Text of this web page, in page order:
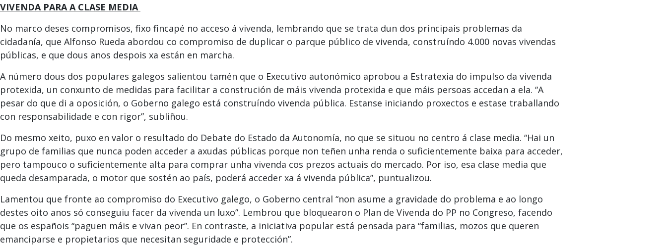
VIVENDA PARA A CLASE MEDIA
No marco deses compromisos, fixo fincapé no acceso á vivenda, lembrando que se trata dun dos principais problemas da
cidadanía, que Alfonso Rueda abordou co compromiso de duplicar o parque público de vivenda, construíndo 4.000 novas vivendas
públicas, e que dous anos despois xa están en marcha.
A número dous dos populares galegos salientou tamén que o Executivo autonómico aprobou a Estratexia do impulso da vivenda
protexida, un conxunto de medidas para facilitar a construción de máis vivenda protexida e que máis persoas accedan a ela. “A
pesar do que di a oposición, o Goberno galego está construíndo vivenda pública. Estanse iniciando proxectos e estase traballando
con responsabilidade e con rigor”, subliñou.
Do mesmo xeito, puxo en valor o resultado do Debate do Estado da Autonomía, no que se situou no centro á clase media. “Hai un
grupo de familias que nunca poden acceder a axudas públicas porque non teñen unha renda o suficientemente baixa para acceder,
pero tampouco o suficientemente alta para comprar unha vivenda cos prezos actuais do mercado. Por iso, esa clase media que
queda desamparada, o motor que sostén ao país, poderá acceder xa á vivenda pública”, puntualizou.
Lamentou que fronte ao compromiso do Executivo galego, o Goberno central “non asume a gravidade do problema e ao longo
destes oito anos só conseguiu facer da vivenda un luxo”. Lembrou que bloquearon o Plan de Vivenda do PP no Congreso, facendo
que os españois “paguen máis e vivan peor”. En contraste, a iniciativa popular está pensada para “familias, mozos que queren
emanciparse e propietarios que necesitan seguridade e protección”.